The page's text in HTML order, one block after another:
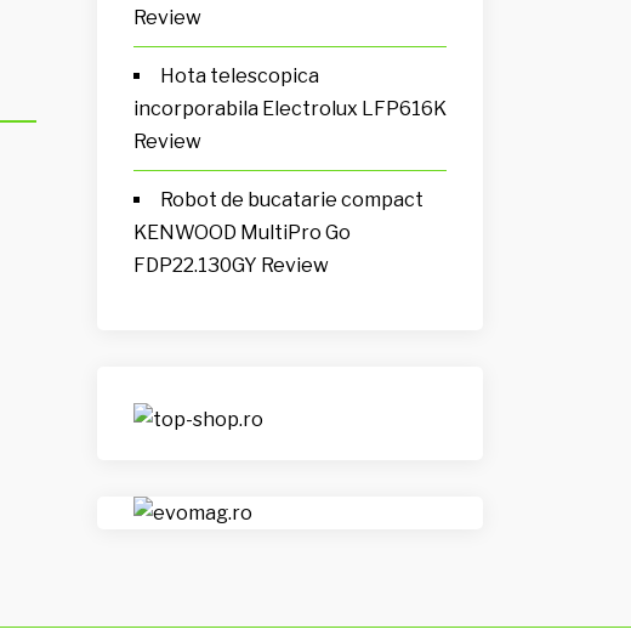
Review
Hota telescopica
incorporabila Electrolux LFP616K
Review
Robot de bucatarie compact
KENWOOD MultiPro Go
FDP22.130GY Review